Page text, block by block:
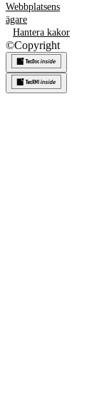
Webbplatsens
ägare
Hantera kakor
©Copyright